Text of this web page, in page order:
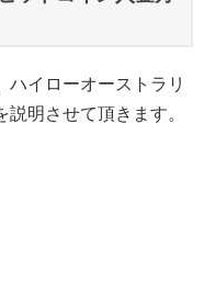
イローオーストラリ
明させて頂きます。